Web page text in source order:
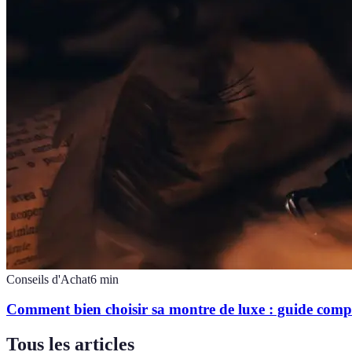
Conseils d'Achat6 min
Comment bien choisir sa montre de luxe : guide
Tous les articles